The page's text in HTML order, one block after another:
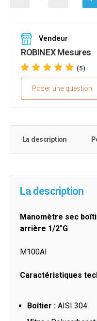
Vendeur
ROBINEX Mesures
(5)
Poser une question
La description
La description
Manomètre sec
arrière 1/2"G
M100AI
Caractéristiques
Boîtier : AISI 304